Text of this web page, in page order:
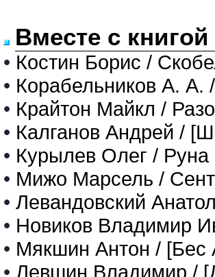
Вместе с
• Костин Борис /
• Корабельников А. А.
• Крайтон Майкл /
• Калганов Андрей /
• Курылев Олег / Руна
• Мижо Марсель /
• Левандовский
• Новиков Владимир
• Мякшин Антон /
• Левшин Владимир /